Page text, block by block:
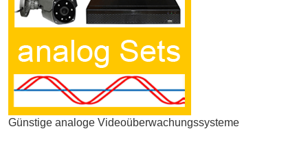
Günstige analoge Videoüberwachungssysteme